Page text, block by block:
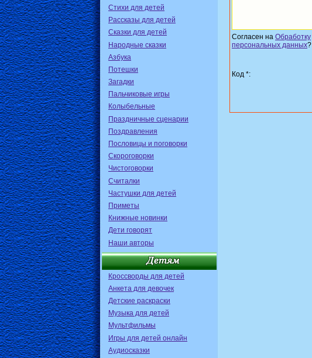
Стихи для детей
Рассказы для детей
Сказки для детей
Народные сказки
Азбука
Потешки
Загадки
Пальчиковые игры
Колыбельные
Праздничные сценарии
Поздравления
Пословицы и поговорки
Скороговорки
Чистоговорки
Считалки
Частушки для детей
Приметы
Книжные новинки
Дети говорят
Наши авторы
Кроссворды для детей
Анкета для девочек
Детские раскраски
Музыка для детей
Мультфильмы
Игры для детей онлайн
Аудиосказки
Согласен на Обработку
персональных данных?
Код *: